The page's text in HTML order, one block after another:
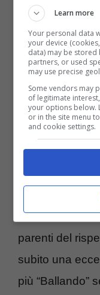
Lorenzo Tano e
Infatti è
Lucrezia che
alcuna
le stelle” è
convivenza,
Anche con le
Lorenzo e
parenti del
subito una
più “Ballando”
Learn more
Your personal data
your device
data) may be stored
partners, or used
may use precise
Some vendors may
of legitimate
your options below.
or in the site menu
and cookie settings.